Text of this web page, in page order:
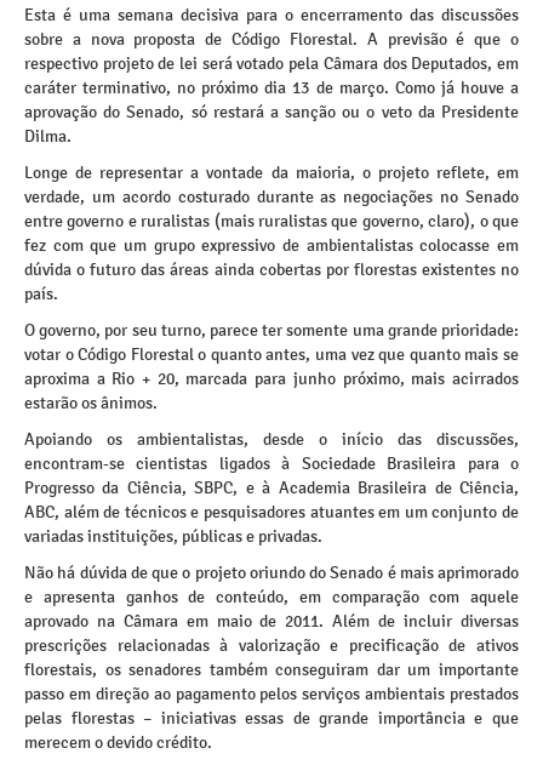
Esta é uma semana decisiva para o encerramento das discussões
sobre a nova proposta de Código Florestal. A previsão é que o
respectivo projeto de lei será votado pela Câmara dos Deputados, em
caráter terminativo, no próximo dia 13 de março. Como já houve a
aprovação do Senado, só restará a sanção ou o veto da Presidente
Dilma.
Longe de representar a vontade da maioria, o projeto reflete, em
verdade, um acordo costurado durante as negociações no Senado
entre governo e ruralistas (mais ruralistas que governo, claro), o que
fez com que um grupo expressivo de ambientalistas colocasse em
dúvida o futuro das áreas ainda cobertas por florestas existentes no
país.
O governo, por seu turno, parece ter somente uma grande prioridade:
votar o Código Florestal o quanto antes, uma vez que quanto mais se
aproxima a Rio + 20, marcada para junho próximo, mais acirrados
estarão os ânimos.
Apoiando os ambientalistas, desde o início das discussões,
encontram-se cientistas ligados à Sociedade Brasileira para o
Progresso da Ciência, SBPC, e à Academia Brasileira de Ciência,
ABC, além de técnicos e pesquisadores atuantes em um conjunto de
variadas instituições, públicas e privadas.
Não há dúvida de que o projeto oriundo do Senado é mais aprimorado
e apresenta ganhos de conteúdo, em comparação com aquele
aprovado na Câmara em maio de 2011. Além de incluir diversas
prescrições relacionadas à valorização e precificação de ativos
florestais, os senadores também conseguiram dar um importante
passo em direção ao pagamento pelos serviços ambientais prestados
pelas florestas – iniciativas essas de grande importância e que
merecem o devido crédito.